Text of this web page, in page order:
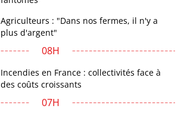
Agriculteurs : "Dans nos fermes, il n'y a
plus d'argent"
08H
Incendies en France : collectivités face à
des coûts croissants
07H